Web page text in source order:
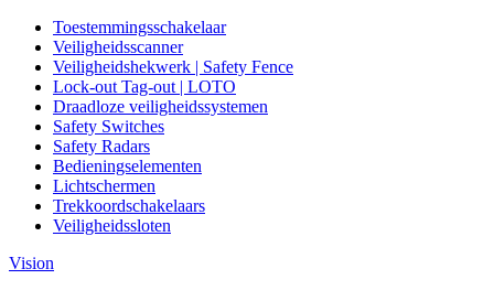
Toestemmingsschakelaar
Veiligheidsscanner
Veiligheidshekwerk | Safety Fence
Lock-out Tag-out | LOTO
Draadloze veiligheidssystemen
Safety Switches
Safety Radars
Bedieningselementen
Lichtschermen
Trekkoordschakelaars
Veiligheidssloten
Vision